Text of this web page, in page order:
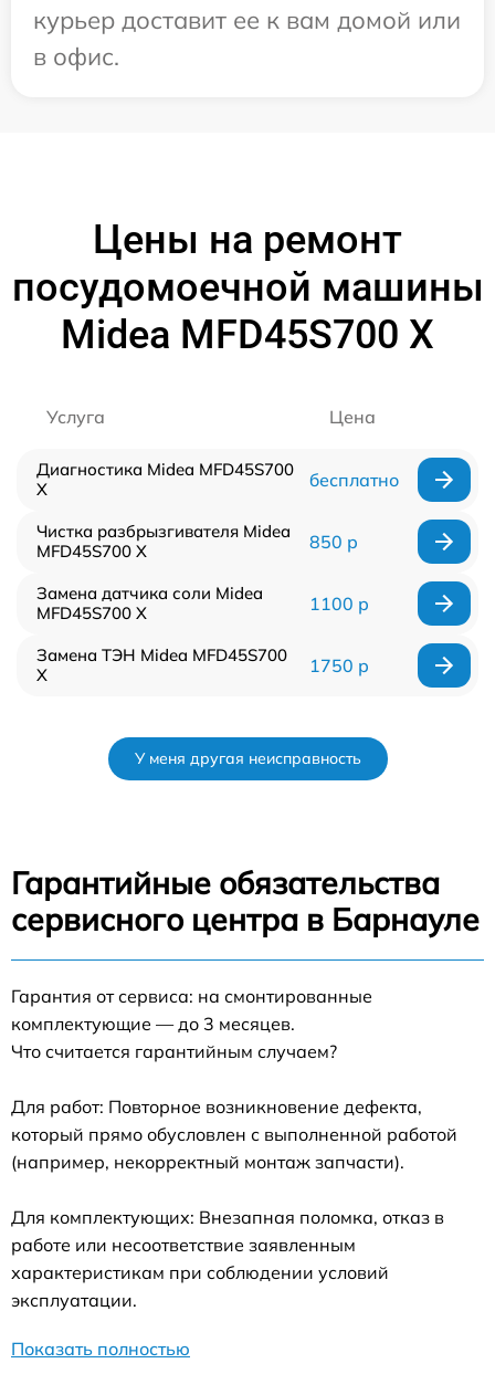
курьер доставит ее к вам домой или
в офис.
Цены на ремонт
посудомоечной машины
Midea MFD45S700 X
Услуга Цена
Диагностика Midea MFD45S700
X
бесплатно
Чистка разбрызгивателя Midea
MFD45S700 X
850 р
Замена датчика соли Midea
MFD45S700 X
1100 р
Замена ТЭН Midea MFD45S700
X
1750 р
У меня другая неисправность
Гарантийные обязательства
сервисного центра в Барнауле
Гарантия от сервиса: на смонтированные
комплектующие — до 3 месяцев.
Что считается гарантийным случаем?
Для работ: Повторное возникновение дефекта,
который прямо обусловлен с выполненной работой
(например, некорректный монтаж запчасти).
Для комплектующих: Внезапная поломка, отказ в
работе или несоответствие заявленным
характеристикам при соблюдении условий
эксплуатации.
Показать полностью